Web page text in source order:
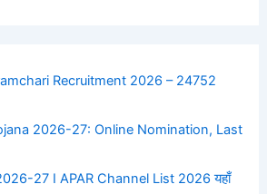
Recruitment 2026 – 24752
2026-27: Online Nomination, Last
27 I APAR Channel List 2026 यहाँ